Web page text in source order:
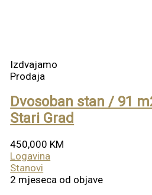
Izdvajamo
Prodaja
Dvosoban stan / 91
Stari Grad
450,000 KM
Logavina
Stanovi
2 mjeseca od objave